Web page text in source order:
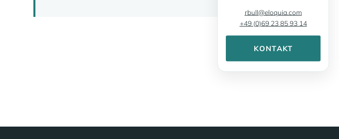
rbull@eloquia.com
+49 (0)69 23 85 93 14
KONTAKT